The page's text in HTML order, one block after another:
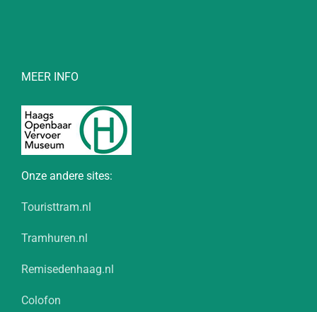
MEER INFO
Onze andere sites:
Touristtram.nl
Tramhuren.nl
Remisedenhaag.nl
Colofon